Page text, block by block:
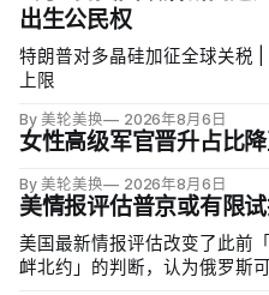
出生公民权
特朗普对多晶硅加征全球关税
上限
By 美轮美换 2026年8月6日
女性高级军官晋升占比
By 美轮美换 2026年8月6日
美情报评估普京或有限
美国最新情报评估改变了此前
衅北约」的判断，认为俄罗斯